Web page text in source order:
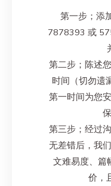
第一步；添
7878393 或
第二步；陈述
时间（切勿遗
第一时间为您
第三步；经过
无差错后，我
文难易度、篇
价，